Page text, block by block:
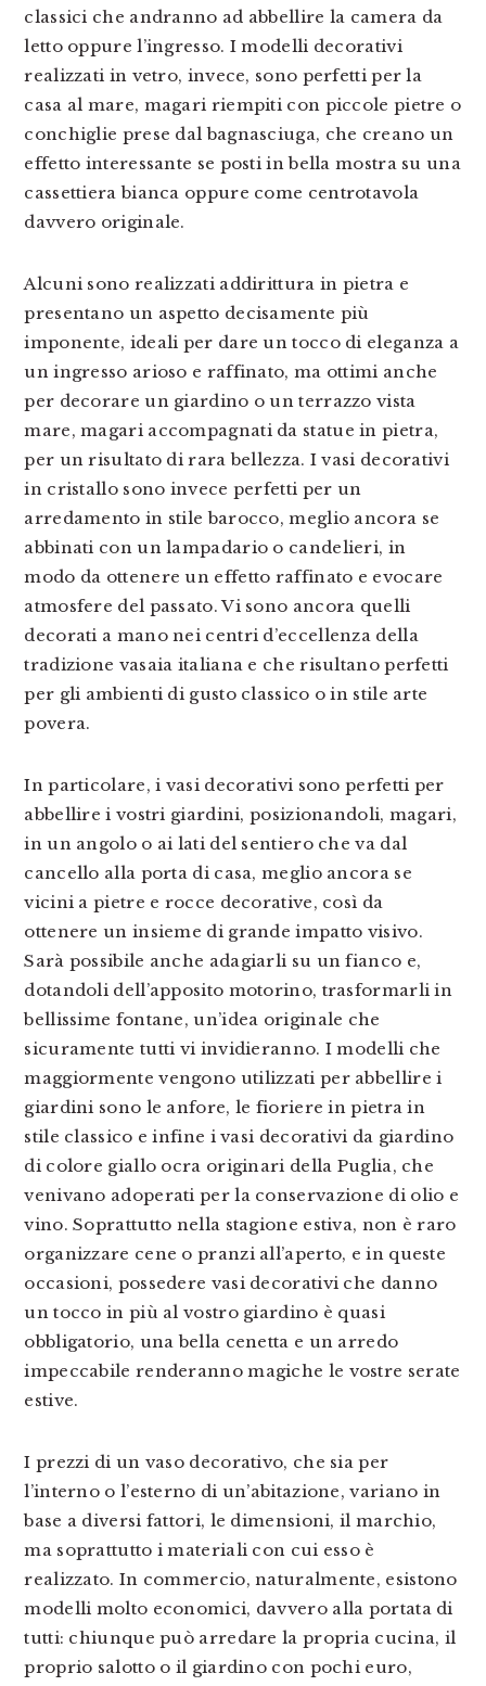
classici che andranno ad abbellire la camera da
letto oppure l’ingresso. I modelli decorativi
realizzati in vetro, invece, sono perfetti per la
casa al mare, magari riempiti con piccole pietre o
conchiglie prese dal bagnasciuga, che creano un
effetto interessante se posti in bella mostra su una
cassettiera bianca oppure come centrotavola
davvero originale.
Alcuni sono realizzati addirittura in pietra e
presentano un aspetto decisamente più
imponente, ideali per dare un tocco di eleganza a
un ingresso arioso e raffinato, ma ottimi anche
per decorare un giardino o un terrazzo vista
mare, magari accompagnati da statue in pietra,
per un risultato di rara bellezza. I vasi decorativi
in cristallo sono invece perfetti per un
arredamento in stile barocco, meglio ancora se
abbinati con un lampadario o candelieri, in
modo da ottenere un effetto raffinato e evocare
atmosfere del passato. Vi sono ancora quelli
decorati a mano nei centri d’eccellenza della
tradizione vasaia italiana e che risultano perfetti
per gli ambienti di gusto classico o in stile arte
povera.
In particolare, i vasi decorativi sono perfetti per
abbellire i vostri giardini, posizionandoli, magari,
in un angolo o ai lati del sentiero che va dal
cancello alla porta di casa, meglio ancora se
vicini a pietre e rocce decorative, così da
ottenere un insieme di grande impatto visivo.
Sarà possibile anche adagiarli su un fianco e,
dotandoli dell’apposito motorino, trasformarli in
bellissime fontane, un’idea originale che
sicuramente tutti vi invidieranno. I modelli che
maggiormente vengono utilizzati per abbellire i
giardini sono le anfore, le fioriere in pietra in
stile classico e infine i vasi decorativi da giardino
di colore giallo ocra originari della Puglia, che
venivano adoperati per la conservazione di olio e
vino. Soprattutto nella stagione estiva, non è raro
organizzare cene o pranzi all’aperto, e in queste
occasioni, possedere vasi decorativi che danno
un tocco in più al vostro giardino è quasi
obbligatorio, una bella cenetta e un arredo
impeccabile renderanno magiche le vostre serate
estive.
I prezzi di un vaso decorativo, che sia per
l’interno o l’esterno di un’abitazione, variano in
base a diversi fattori, le dimensioni, il marchio,
ma soprattutto i materiali con cui esso è
realizzato. In commercio, naturalmente, esistono
modelli molto economici, davvero alla portata di
tutti: chiunque può arredare la propria cucina, il
proprio salotto o il giardino con pochi euro,